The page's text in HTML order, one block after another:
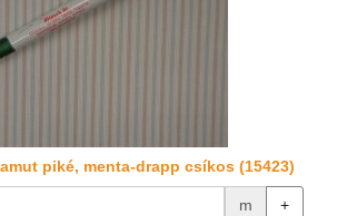
piké, menta-drapp csíkos (15423)
m +